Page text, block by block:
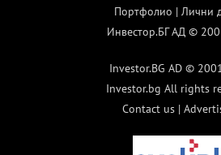
Портфолио | Лични
Инвестор.БГ АД ©
Investor.BG AD ©
Investor.bg All rights
Contact us |